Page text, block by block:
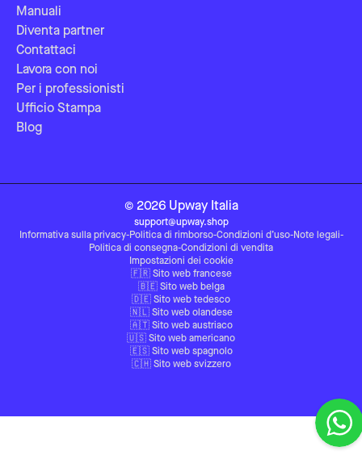
Manuali
Diventa partner
Contattaci
Lavora con noi
Per i professionisti
Ufficio Stampa
Blog
© 2026 Upway Italia
support@upway.shop
Informativa sulla privacy-Politica di rimborso-Condizioni d’uso-Note legali-
Politica di consegna-Condizioni di vendita
Impostazioni dei cookie
🇫🇷 Sito web francese
🇧🇪 Sito web belga
🇩🇪 Sito web tedesco
🇳🇱 Sito web olandese
🇦🇹 Sito web austriaco
🇺🇸 Sito web americano
🇪🇸 Sito web spagnolo
🇨🇭 Sito web svizzero